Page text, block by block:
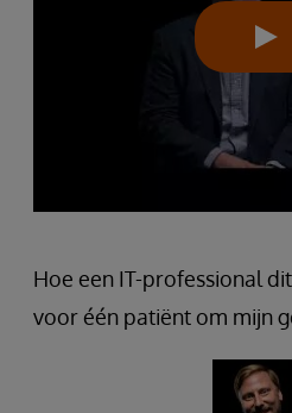
Hoe een IT-professional
voor één patiënt om mijn